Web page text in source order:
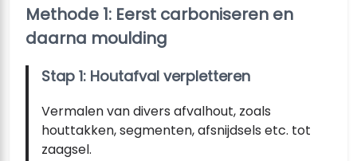
Methode 1: Eerst carboniseren en
daarna moulding
Stap 1: Houtafval verpletteren
Vermalen van divers afvalhout, zoals
houttakken, segmenten, afsnijdsels etc. tot
zaagsel.